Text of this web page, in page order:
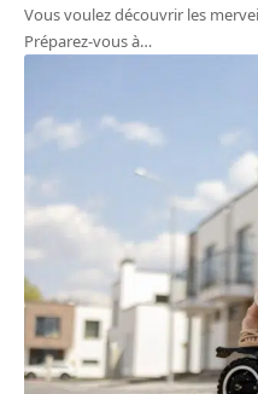
Vous voulez découvrir les
Préparez-vous à…